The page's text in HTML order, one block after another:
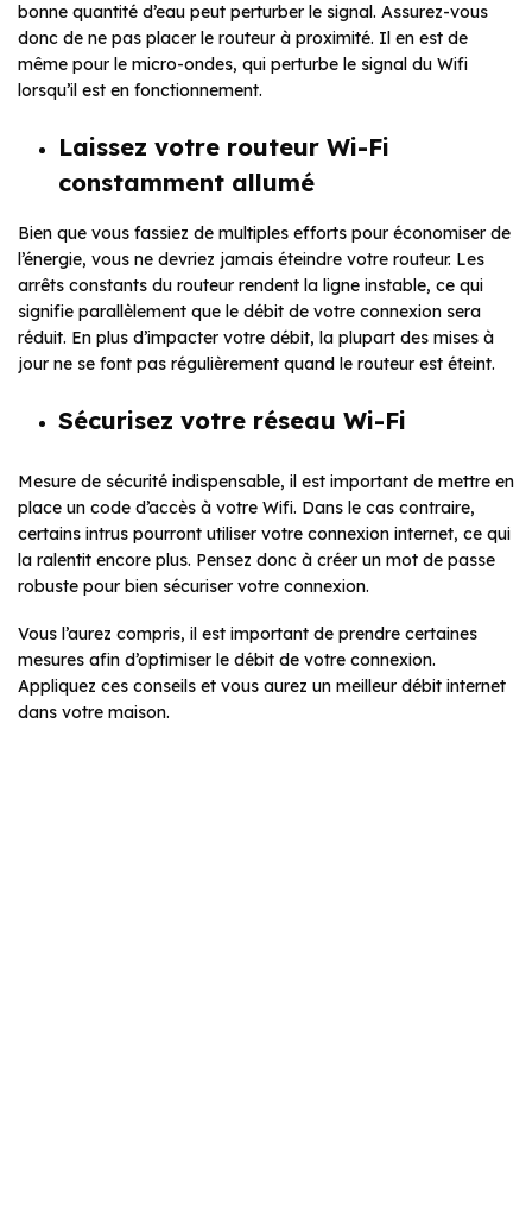
bonne quantité d’eau peut perturber le signal. Assurez-vous
donc de ne pas placer le routeur à proximité. Il en est de
même pour le micro-ondes, qui perturbe le signal du Wifi
lorsqu’il est en fonctionnement.
Laissez votre routeur Wi-Fi
constamment allumé
Bien que vous fassiez de multiples efforts pour économiser de
l’énergie, vous ne devriez jamais éteindre votre routeur. Les
arrêts constants du routeur rendent la ligne instable, ce qui
signifie parallèlement que le débit de votre connexion sera
réduit. En plus d’impacter votre débit, la plupart des mises à
jour ne se font pas régulièrement quand le routeur est éteint.
Sécurisez votre réseau Wi-Fi
Mesure de sécurité indispensable, il est important de mettre en
place un code d’accès à votre Wifi. Dans le cas contraire,
certains intrus pourront utiliser votre connexion internet, ce qui
la ralentit encore plus. Pensez donc à créer un mot de passe
robuste pour bien sécuriser votre connexion.
Vous l’aurez compris, il est important de prendre certaines
mesures afin d’optimiser le débit de votre connexion.
Appliquez ces conseils et vous aurez un meilleur débit internet
dans votre maison.